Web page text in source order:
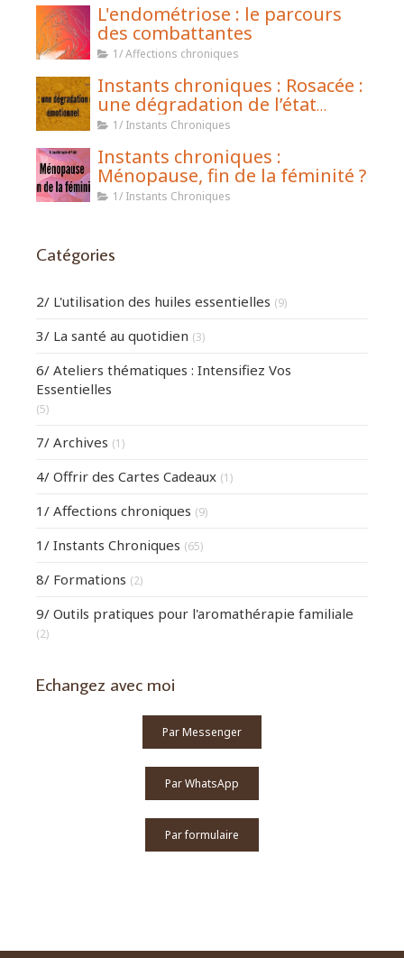
L'endométriose : le parcours
des combattantes
1/ Affections chroniques
Instants chroniques : Rosacée :
une dégradation de l’état
émotionnel
1/ Instants Chroniques
Instants chroniques :
Ménopause, fin de la féminité ?
1/ Instants Chroniques
Catégories
2/ L'utilisation des huiles essentielles (9)
3/ La santé au quotidien (3)
6/ Ateliers thématiques : Intensifiez Vos
Essentielles
(5)
7/ Archives (1)
4/ Offrir des Cartes Cadeaux (1)
1/ Affections chroniques (9)
1/ Instants Chroniques (65)
8/ Formations (2)
9/ Outils pratiques pour l'aromathérapie familiale
(2)
Echangez avec moi
Par Messenger
Par WhatsApp
Par formulaire